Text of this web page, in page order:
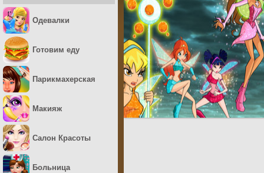
Одевалки
Готовим еду
Парикмахерская
Макияж
Салон Красоты
Больница